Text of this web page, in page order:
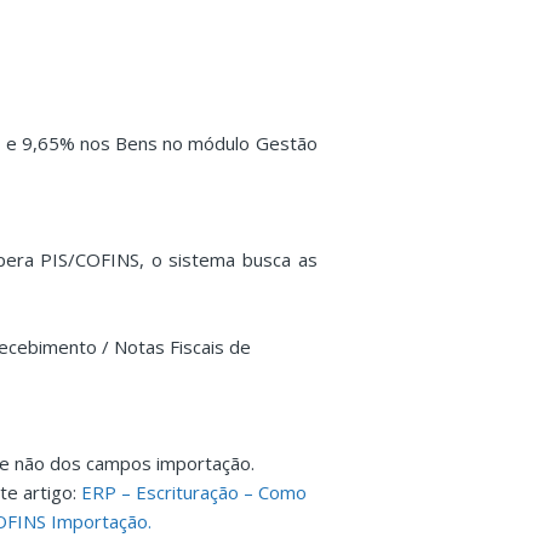
9,65% nos Bens no módulo Gestão
PIS/COFINS, o sistema busca as
/ Notas Fiscais de
não dos campos importação.
artigo: ERP – Escrituração – Como
Importação.